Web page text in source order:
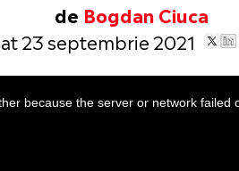
de Bogdan Ciuca
23 septembrie 2021
because the server or network failed